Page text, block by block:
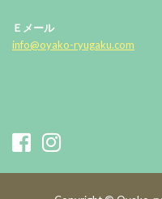
Ｅメール
info@oyako-ryugaku.com